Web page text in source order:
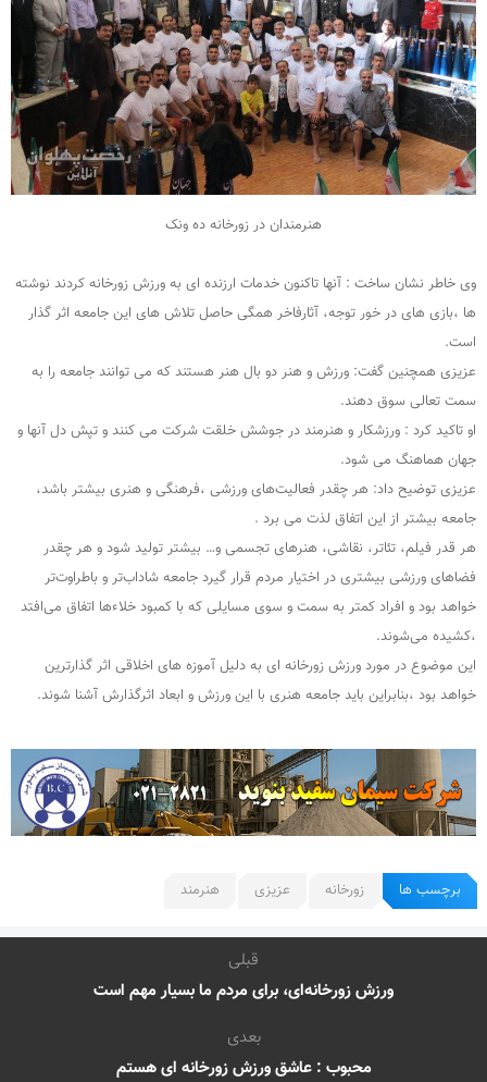
هنرمندان در زورخانه ده ونک
وی خاطر نشان ساخت : آنها تاکنون خدمات ارزنده ای به ورزش زورخانه کردند نوشته
ها ،بازی های در خور توجه، آثارفاخر همگی حاصل تلاش های این جامعه اثر گذار
است.
عزیزی همچنین گفت: ورزش و هنر دو بال هنر هستند که می توانند جامعه را به
سمت تعالی سوق دهند‌.
او تاکید کرد : ورزشکار و هنرمند در جوشش خلقت شرکت می کنند و تپش دل آنها و
جهان هماهنگ می شود.
عزیزی توضیح داد: هر چقدر فعالیت‌های ورزشی ،فرهنگی و هنری بیشتر باشد،
جامعه بیشتر از این اتفاق لذت می برد .
هر قدر فیلم، تئاتر، نقاشی، هنرهای تجسمی و… بیشتر تولید شود و هر چقدر
فضاهای ورزشی بیشتری در اختیار مردم قرار گیرد جامعه شاداب‌تر و باطراوت‌تر
خواهد بود و افراد کمتر به سمت و سوی مسایلی که با کمبود خلاء‌ها اتفاق می‌افتد
،کشیده می‌شوند.
این موضوع در مورد ورزش زورخانه ای به دلیل آموزه های اخلاقی اثر گذارترین
خواهد بود ،بنابراین باید جامعه هنری با این ورزش و ابعاد اثرگذارش آشنا شوند.
برچسب ها زورخانه عزیزی هنرمند
قبلی
ورزش زورخانه‌ای، برای مردم ما بسیار مهم است
بعدی
محبوب : عاشق ورزش زورخانه ای هستم